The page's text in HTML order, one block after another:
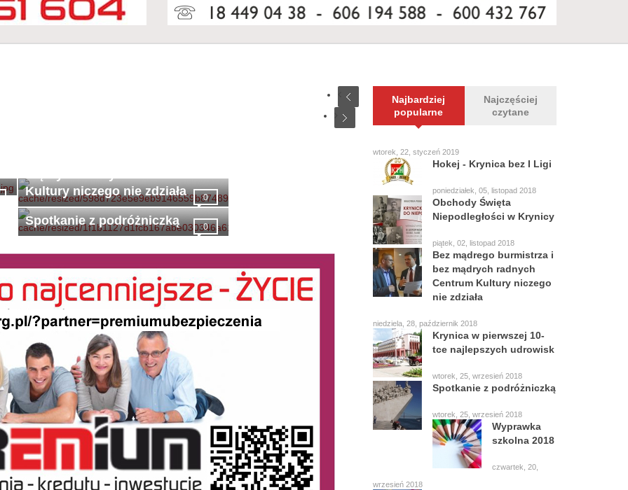
Kultury niczego nie zdziała
0
Spotkanie z podróżniczką 0
Najbardziej
popularne
Najczęściej
czytane
wtorek, 22, styczeń 2019
Hokej - Krynica bez I Ligi
poniedziałek, 05, listopad 2018
Obchody Święta
Niepodległości w Krynicy
piątek, 02, listopad 2018
Bez mądrego burmistrza i
bez mądrych radnych
Centrum Kultury niczego
nie zdziała
niedziela, 28, październik 2018
Krynica w pierwszej 10-
tce najlepszych udrowisk
wtorek, 25, wrzesień 2018
Spotkanie z podróżniczką
wtorek, 25, wrzesień 2018
Wyprawka
szkolna 2018
czwartek, 20,
wrzesień 2018